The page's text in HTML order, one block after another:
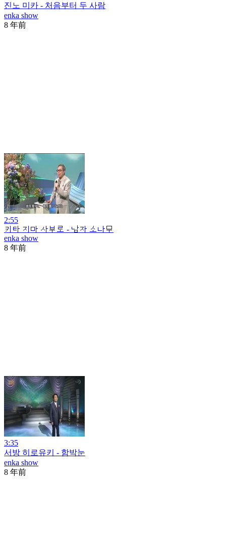
진노 미카 - 처음부터 두 사람
enka show
8 年前
2:55
키타 지마 사부로 - 남자 소나무
enka show
8 年前
3:35
서방 히로유키 - 함박눈
enka show
8 年前